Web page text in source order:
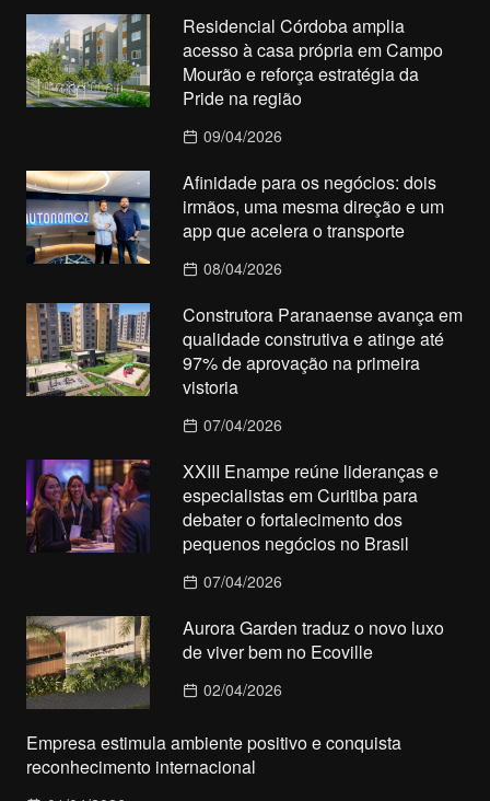
Residencial Córdoba amplia
acesso à casa própria em Campo
Mourão e reforça estratégia da
Pride na região
09/04/2026
Afinidade para os negócios: dois
irmãos, uma mesma direção e um
app que acelera o transporte
08/04/2026
Construtora Paranaense avança em
qualidade construtiva e atinge até
97% de aprovação na primeira
vistoria
07/04/2026
XXIII Enampe reúne lideranças e
especialistas em Curitiba para
debater o fortalecimento dos
pequenos negócios no Brasil
07/04/2026
Aurora Garden traduz o novo luxo
de viver bem no Ecoville
02/04/2026
Empresa estimula ambiente positivo e conquista
reconhecimento internacional